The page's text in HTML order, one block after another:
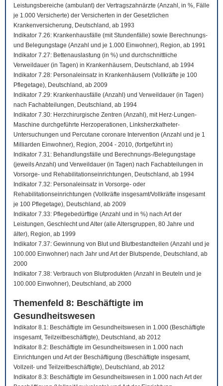
Leistungsbereiche (ambulant) der Vertragszahnärzte (Anzahl, in %, Fälle
je 1.000 Versicherte) der Versicherten in der Gesetzlichen
Krankenversicherung, Deutschland, ab 1993
Indikator 7.26: Krankenhausfälle (mit Stundenfälle) sowie Berechnungs-
und Belegungstage (Anzahl und je 1.000 Einwohner), Region, ab 1991
Indikator 7.27: Bettenauslastung (in %) und durchschnittliche
Verweildauer (in Tagen) in Krankenhäusern, Deutschland, ab 1994
Indikator 7.28: Personaleinsatz in Krankenhäusern (Vollkräfte je 100
Pflegetage), Deutschland, ab 2009
Indikator 7.29: Krankenhausfälle (Anzahl) und Verweildauer (in Tagen)
nach Fachabteilungen, Deutschland, ab 1994
Indikator 7.30: Herzchirurgische Zentren (Anzahl), mit Herz-Lungen-
Maschine durchgeführte Herzoperationen, Linksherzkatheter-
Untersuchungen und Percutane coronare Intervention (Anzahl und je 1
Milliarden Einwohner), Region, 2004 - 2010, (fortgeführt in)
Indikator 7.31: Behandlungsfälle und Berechnungs-/Belegungstage
(jeweils Anzahl) und Verweildauer (in Tagen) nach Fachabteilungen in
Vorsorge- und Rehabilitationseinrichtungen, Deutschland, ab 1994
Indikator 7.32: Personaleinsatz in Vorsorge- oder
Rehabilitationseinrichtungen (Vollkräfte insgesamt/Vollkräfte insgesamt
je 100 Pflegetage), Deutschland, ab 2009
Indikator 7.33: Pflegebedürftige (Anzahl und in %) nach Art der
Leistungen, Geschlecht und Alter (alle Altersgruppen, 80 Jahre und
älter), Region, ab 1999
Indikator 7.37: Gewinnung von Blut und Blutbestandteilen (Anzahl und je
100.000 Einwohner) nach Jahr und Art der Blutspende, Deutschland, ab
2000
Indikator 7.38: Verbrauch von Blutprodukten (Anzahl in Beuteln und je
100.000 Einwohner), Deutschland, ab 2000
Themenfeld 8: Beschäftigte im
Gesundheitswesen
Indikator 8.1: Beschäftigte im Gesundheitswesen in 1.000 (Beschäftigte
insgesamt, Teilzeitbeschäftigte), Deutschland, ab 2012
Indikator 8.2: Beschäftigte im Gesundheitswesen in 1.000 nach
Einrichtungen und Art der Beschäftigung (Beschäftigte insgesamt,
Vollzeit- und Teilzeitbeschäftigte), Deutschland, ab 2012
Indikator 8.3: Beschäftigte im Gesundheitswesen in 1.000 nach Art der